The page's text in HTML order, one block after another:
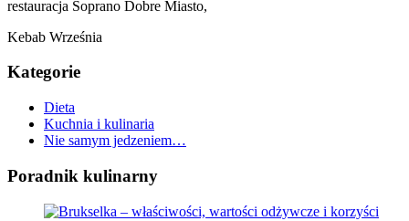
restauracja Soprano Dobre Miasto,
Kebab Września
Kategorie
Dieta
Kuchnia i kulinaria
Nie samym jedzeniem…
Poradnik kulinarny